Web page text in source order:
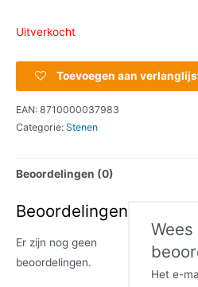
Uitverkocht
Toevoegen aan
EAN: 8710000037983
Categorie: Stenen
Beoordelingen (0)
Beoordelingen
Er zijn nog geen
beoordelingen.
Het e-